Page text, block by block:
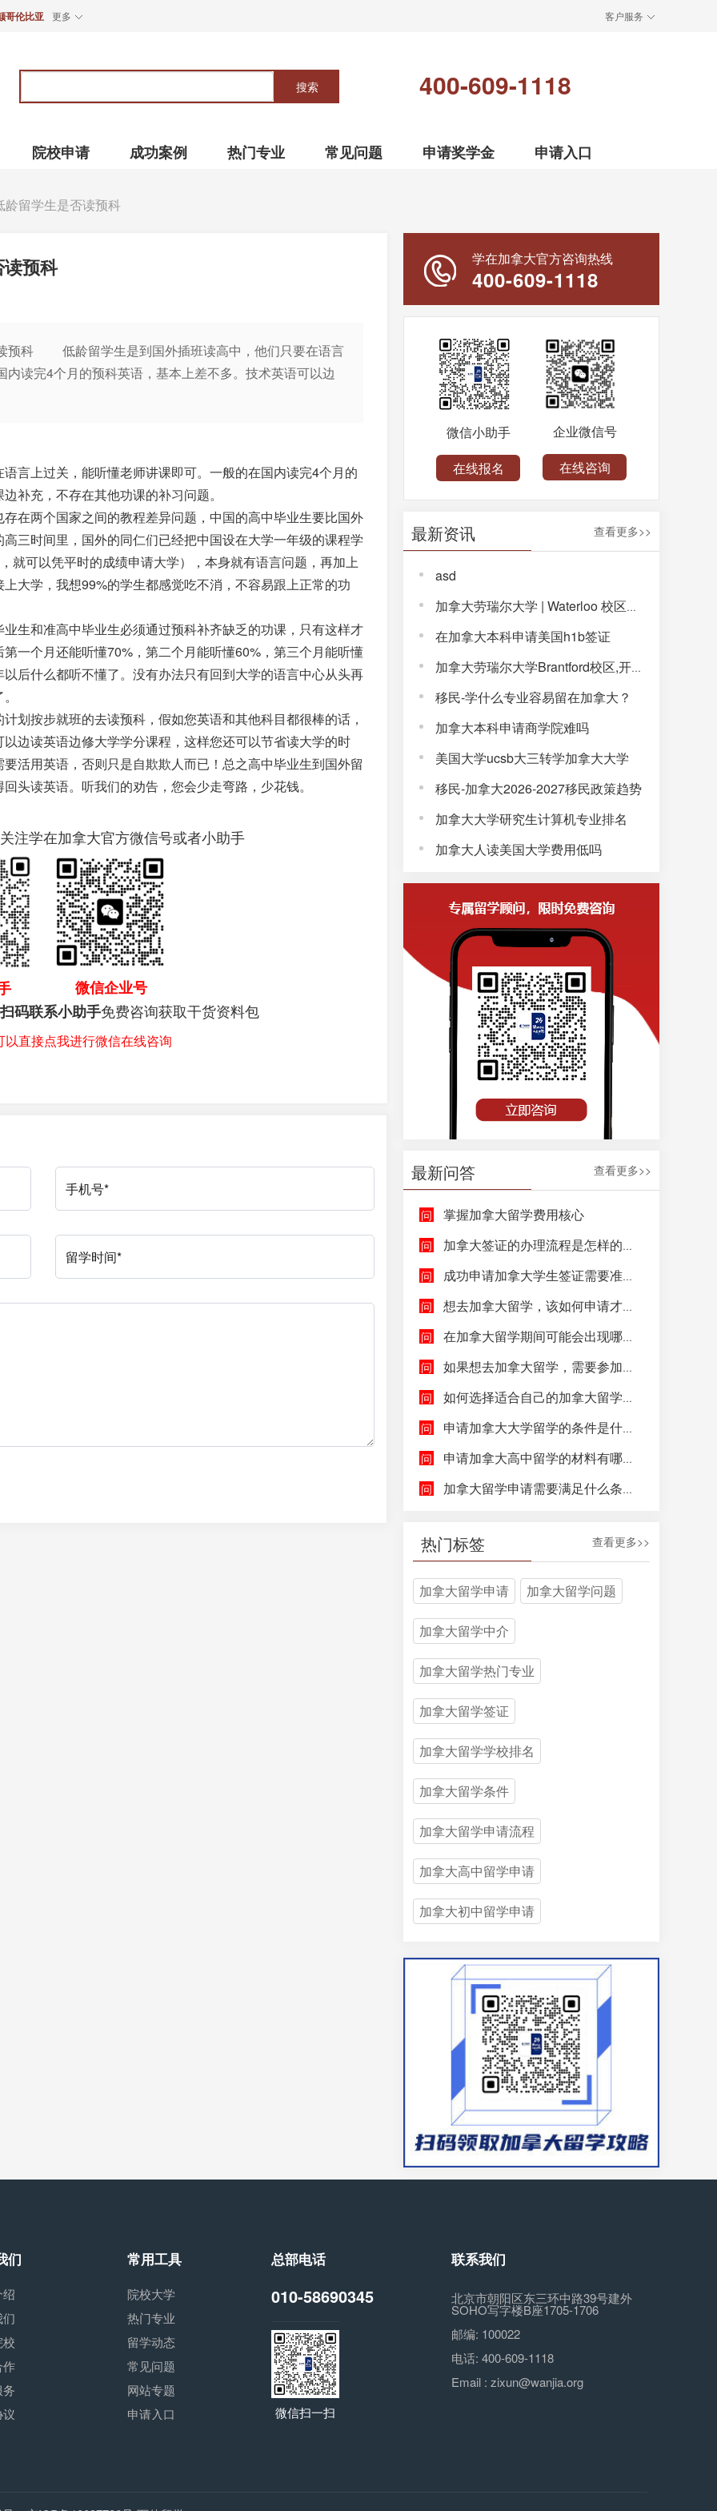
哥伦比亚 更多 客户服务
关
搜索 400-609-1118
院校申请 成功案例 热门专业 常见问题 申请奖学金 申请入口
留学生是否读预科
预科
科 低龄留学生是到国外插班读高中，他们只要在语言
读完4个月的预科英语，基本上差不多。技术英语可以边
上过关，能听懂老师讲课即可。一般的在国内读完4个月的
补充，不存在其他功课的补习问题。
两个国家之间的教程差异问题，中国的高中毕业生要比国外
三时间里，国外的同仁们已经把中国设在大学一年级的课程学
就可以凭平时的成绩申请大学），本身就有语言问题，再加上
大学，我想99%的学生都感觉吃不消，不容易跟上正常的功
和准高中毕业生必须通过预科补齐缺乏的功课，只有这样才
一个月还能听懂70%，第二个月能听懂60%，第三个月能听懂
后什么都听不懂了。没有办法只有回到大学的语言中心从头再
按步就班的去读预科，假如您英语和其他科目都很棒的话，
边读英语边修大学学分课程，这样您还可以节省读大学的时
活用英语，否则只是自欺欺人而已！总之高中毕业生到国外留
头读英语。听我们的劝告，您会少走弯路，少花钱。
注学在加拿大官方微信号或者小助手
微信企业号
扫码联系小助手免费咨询获取干货资料包
以直接点我进行微信在线咨询
学在加拿大官方咨询热线
400-609-1118
微信小助手
在线报名
企业微信号
在线咨询
最新资讯 查看更多>>
asd
加拿大劳瑞尔大学 | Waterloo 校区，解锁完整大学体验！
在加拿大本科申请美国h1b签证
加拿大劳瑞尔大学Brantford校区,开启通往未来的大学生活!
移民-学什么专业容易留在加拿大？
加拿大本科申请商学院难吗
美国大学ucsb大三转学加拿大大学
移民-加拿大2026-2027移民政策趋势
加拿大大学研究生计算机专业排名
加拿大人读美国大学费用低吗
最新问答 查看更多>>
掌握加拿大留学费用核心
加拿大签证的办理流程是怎样的呢？
成功申请加拿大学生签证需要准备哪些文件呢？
想去加拿大留学，该如何申请才能成功拿到加拿大学生签证呢？
在加拿大留学期间可能会出现哪些紧急情况，具体该如何去处理这些紧急情况呢？
如果想去加拿大留学，需要参加哪些语言考试，达到什么水平才能申请呢？
如何选择适合自己的加拿大留学院校和专业呢？
申请加拿大大学留学的条件是什么，如何申请加拿大大学留学，留学的费用及签证申请流程是什么？
申请加拿大高中留学的材料有哪些，具体都包含哪些方面呢？
加拿大留学申请需要满足什么条件呢？
热门标签 查看更多>>
加拿大留学申请 加拿大留学问题
加拿大留学中介
加拿大留学热门专业
加拿大留学签证
加拿大留学学校排名
加拿大留学条件
加拿大留学申请流程
加拿大高中留学申请
加拿大初中留学申请
们
作
常用工具
院校大学
热门专业
留学动态
常见问题
网站专题
申请入口
总部电话
010-58690345
微信扫一扫
联系我们
北京市朝阳区东三环中路39号建外
SOHO写字楼B座1705-1706
邮编: 100022
电话: 400-609-1118
Email : zixun@wanjia.org